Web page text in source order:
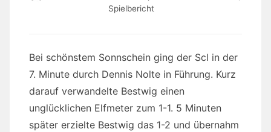
Spielbericht
Bei schönstem Sonnschein ging der Scl in der
7. Minute durch Dennis Nolte in Führung. Kurz
darauf verwandelte Bestwig einen
unglücklichen Elfmeter zum 1-1. 5 Minuten
später erzielte Bestwig das 1-2 und übernahm